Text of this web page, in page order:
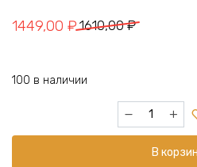
1610,00₽
Первоначальная
1610,00 ₽.
1449,00 ₽
Текущая
100 в наличии
Количество
товара
теневой
В